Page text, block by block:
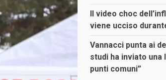
Il video choc
viene ucciso
Vannacci punta ai
studi ha inviato una
punti comuni”